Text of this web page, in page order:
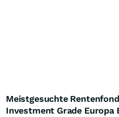
Meistgesuchte
Investment Grade Europa